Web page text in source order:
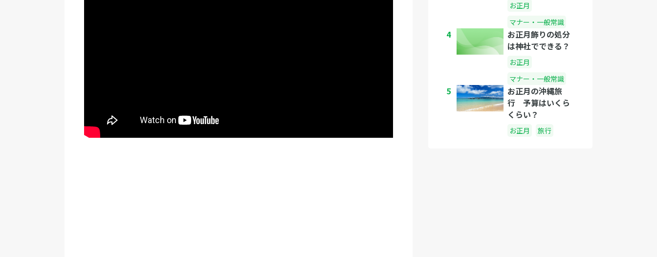
お正月
マナー・一般常識
4
お正月飾りの処分
は神社でできる？
お正月
マナー・一般常識
5
お正月の沖縄旅
行 予算はいくら
くらい？
お正月 旅行